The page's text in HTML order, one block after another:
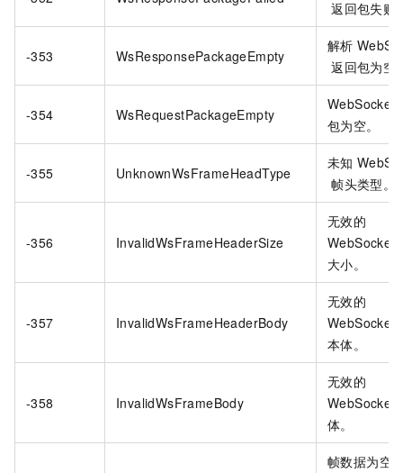
返回包失败
-353 WsResponsePackageEmpty
解析
返回包为空
-354 WsRequestPackageEmpty
WebSocket
包为空。
-355 UnknownWsFrameHeadType
未知
帧头类型。
-356 InvalidWsFrameHeaderSize
无效的
WebSocket
大小。
-357 InvalidWsFrameHeaderBody
无效的
WebSocket
本体。
-358 InvalidWsFrameBody
无效的
WebSocket
体。
帧数据为空